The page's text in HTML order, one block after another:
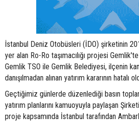
İstanbul Deniz Otobüsleri (İDO) şirketinin
yer alan Ro-Ro taşımacılığı projesi
Gemlik TSO ile Gemlik Belediyesi, ilçenin
danışılmadan alınan yatırım kararının hatalı
Geçtiğimiz günlerde düzenlediği basın
yatırım planlarını kamuoyuyla paylaşan
proje kapsamında İstanbul tarafından